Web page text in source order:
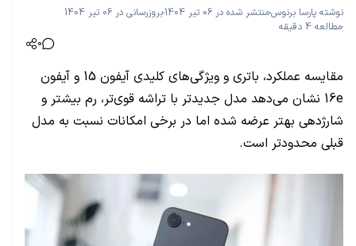
نوشته پارسا برنوسمنتشر شده در 06 تیر 1404
بروزرسانی در 06 تیر 1404
مطالعه 4 دقیقه
0
مقایسه عملکرد، باتری و ویژگی‌های کلیدی آیفون 15 و آیفون
16e نشان می‌دهد مدل جدیدتر با تراشه قوی‌تر، رم بیشتر و
شارژدهی بهتر عرضه شده اما در برخی امکانات نسبت به مدل
قبلی محدودتر است.